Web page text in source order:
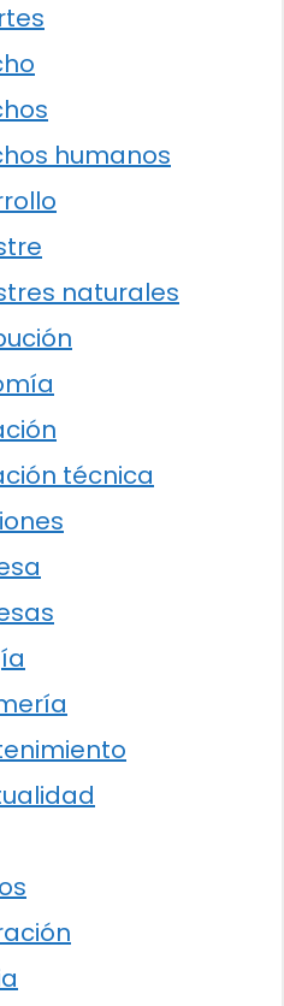
humanos
naturales
técnica